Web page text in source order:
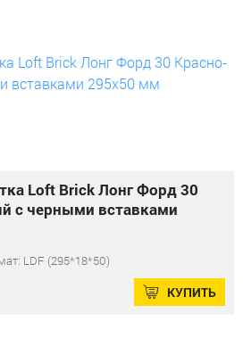
Loft Brick Лонг Форд 30
с черными вставками
LDF (295*18*50)
КУПИТЬ